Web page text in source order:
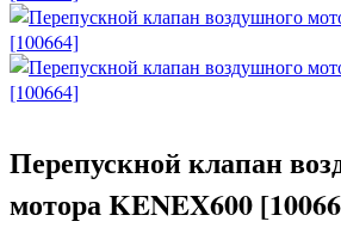
Перепускной клапан
мотора KENEX600